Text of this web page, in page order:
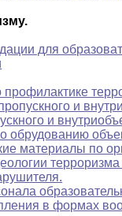
для
и
и
обрудованию
материалы по
в формах